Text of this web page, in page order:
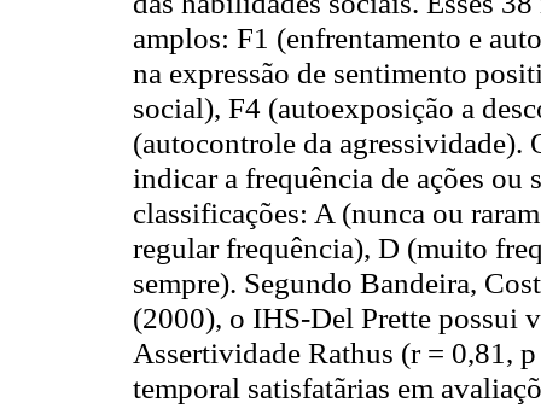
amplos: F1 (enfrentamento e
na expressão de sentimento
social), F4 (autoexposição a
(autocontrole da agressividade).
indicar a frequência de ações ou
classificações: A (nunca ou
regular frequência), D (muito
sempre). Segundo Bandeira,
(2000), o IHS-Del Prette possui
Assertividade Rathus (r = 0,81,
temporal satisfatãrias em